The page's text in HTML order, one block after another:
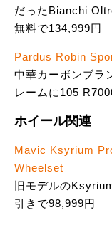
だったBianchi
無料で134,999円
Pardus Robin
中華カーボンブラ
レームに105
ホイール関連
Mavic Ksyrium
Wheelset
旧モデルの
引きで98,999円